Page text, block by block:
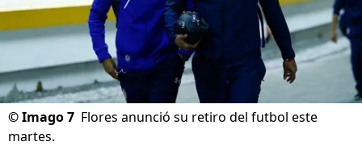
©Imago 7 Flores anunció su retiro del futbol este
martes.